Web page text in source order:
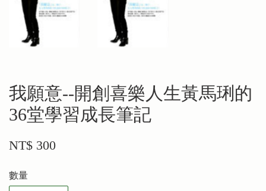
我願意--開創喜樂人生黃馬琍的
36堂學習成長筆記
NT$ 300
數量